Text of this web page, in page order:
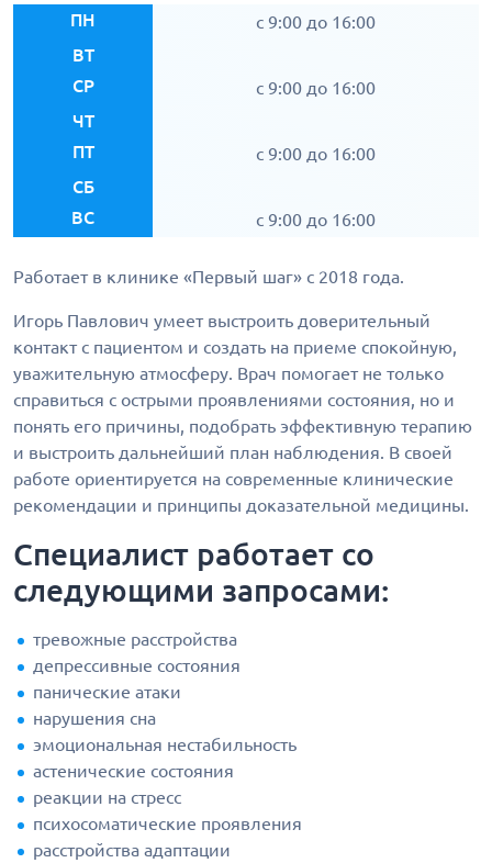
ПН
c 9:00 до 16:00
ВТ
СР
c 9:00 до 16:00
ЧТ
ПТ
c 9:00 до 16:00
СБ
ВС
c 9:00 до 16:00
Работает в клинике «Первый шаг» с 2018 года.
Игорь Павлович умеет выстроить доверительный
контакт с пациентом и создать на приеме спокойную,
уважительную атмосферу. Врач помогает не только
справиться с острыми проявлениями состояния, но и
понять его причины, подобрать эффективную терапию
и выстроить дальнейший план наблюдения. В своей
работе ориентируется на современные клинические
рекомендации и принципы доказательной медицины.
Специалист работает со
следующими запросами:
тревожные расстройства
депрессивные состояния
панические атаки
нарушения сна
эмоциональная нестабильность
астенические состояния
реакции на стресс
психосоматические проявления
расстройства адаптации